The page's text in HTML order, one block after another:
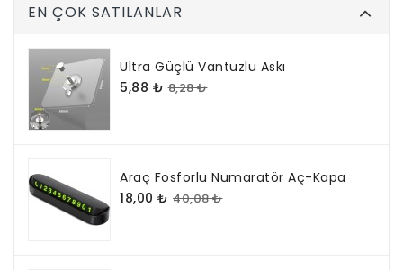
EN ÇOK SATILANLAR
Ultra Güçlü Vantuzlu Askı
5,88 ₺ 8,28 ₺
Araç Fosforlu Numaratör Aç-Kapa
18,00 ₺ 40,08 ₺